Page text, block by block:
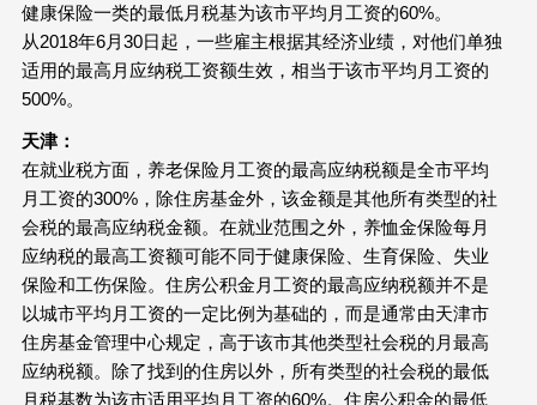
健康保险一类的最低月税基为该市平均月工资的60%。
从2018年6月30日起，一些雇主根据其经济业绩，对他们单独
适用的最高月应纳税工资额生效，相当于该市平均月工资的
500%。
天津：
在就业税方面，养老保险月工资的最高应纳税额是全市平均
月工资的300%，除住房基金外，该金额是其他所有类型的社
会税的最高应纳税金额。在就业范围之外，养恤金保险每月
应纳税的最高工资额可能不同于健康保险、生育保险、失业
保险和工伤保险。住房公积金月工资的最高应纳税额并不是
以城市平均月工资的一定比例为基础的，而是通常由天津市
住房基金管理中心规定，高于该市其他类型社会税的月最高
应纳税额。除了找到的住房以外，所有类型的社会税的最低
月税基数为该市适用平均月工资的60%。住房公积金的最低